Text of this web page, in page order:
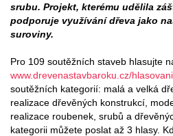
srubu. Projekt, kterému udělila
podporuje využívání dřeva jako
suroviny.
Pro 109 soutěžních staveb hlasujte
www.drevenastavbaroku.cz/hlasovani
soutěžních kategorií: malá a velká
realizace dřevěných konstrukcí,
realizace roubenek, srubů a
kategorii můžete poslat až 3 hlasy.